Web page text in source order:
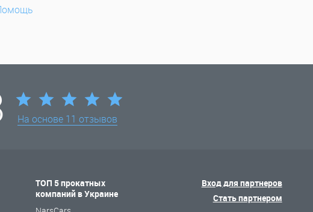
На основе 11 отзывов
ТОП 5 прокатных
компаний в Украине
Вход для партнеров
Стать партнером